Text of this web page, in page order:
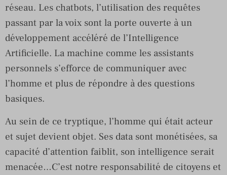
réseau. Les chatbots, l’utilisation des requêtes
passant par la voix sont la porte ouverte à un
développement accéléré de l’Intelligence
Artificielle. La machine comme les assistants
personnels s’efforce de communiquer avec
l’homme et plus de répondre à des questions
basiques.
Au sein de ce tryptique, l’homme qui était acteur
et sujet devient objet. Ses data sont monétisées, sa
capacité d’attention faiblit, son intelligence serait
menacée…C’est notre responsabilité de citoyens et